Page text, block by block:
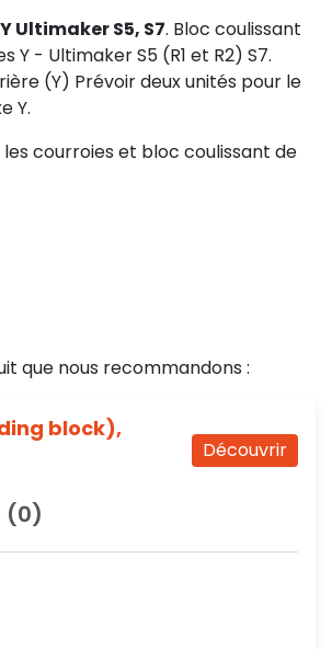
Ultimaker S5, S7. Bloc coulissant
- Ultimaker S5 (R1 et R2) S7.
(Y) Prévoir deux unités pour le
Y.
courroies et bloc coulissant de
que nous recommandons :
Découvrir
block),
(0)